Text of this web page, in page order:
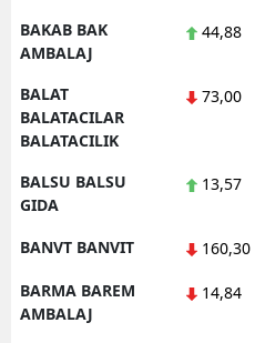
BAKAB BAK
AMBALAJ
44,88
BALAT
BALATACILAR
BALATACILIK
73,00
BALSU BALSU
GIDA
13,57
BANVT BANVIT 160,30
BARMA BAREM
AMBALAJ
14,84